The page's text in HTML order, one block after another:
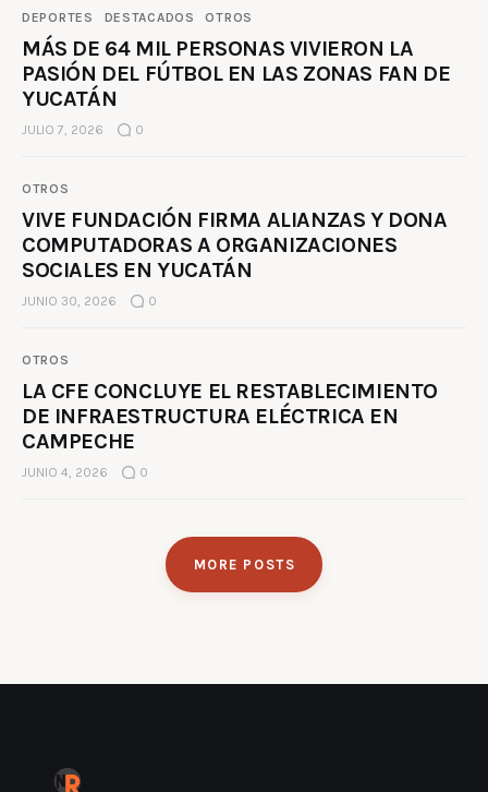
DEPORTES DESTACADOS OTROS
MÁS DE 64 MIL PERSONAS VIVIERON LA
PASIÓN DEL FÚTBOL EN LAS ZONAS FAN DE
YUCATÁN
JULIO 7, 2026 0
OTROS
VIVE FUNDACIÓN FIRMA ALIANZAS Y DONA
COMPUTADORAS A ORGANIZACIONES
SOCIALES EN YUCATÁN
JUNIO 30, 2026 0
OTROS
LA CFE CONCLUYE EL RESTABLECIMIENTO
DE INFRAESTRUCTURA ELÉCTRICA EN
CAMPECHE
JUNIO 4, 2026 0
MORE POSTS